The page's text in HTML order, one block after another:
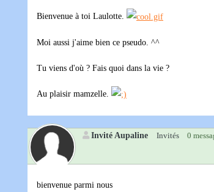
Bienvenue à toi Laulotte.
Moi aussi j'aime bien ce pseudo. ^^
Tu viens d'où ? Fais quoi dans la vie ?
Au plaisir mamzelle.
Invité Aupaline Invités 0
bienvenue parmi nous